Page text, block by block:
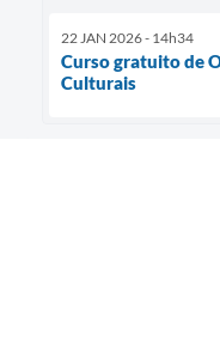
22 JAN 2026 - 14h34
Curso gratuito de
Culturais